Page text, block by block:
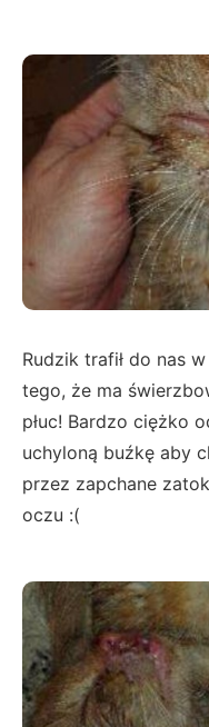
Rudzik trafił do nas
tego, że ma
płuc! Bardzo ciężko
uchyloną buźkę aby
przez zapchane
oczu :(